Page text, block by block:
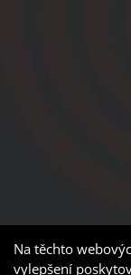
Na těchto
vylepšení